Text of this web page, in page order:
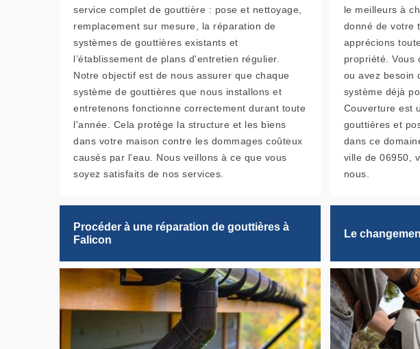
service complet de gouttière : pose et nettoyage,
remplacement sur mesure, la réparation de
systèmes de gouttières existants et
l’établissement de plans d'entretien régulier.
Notre objectif est de nous assurer que chaque
système de gouttières que nous installons et
entretenons fonctionne correctement durant toute
l'année. Cela protège la structure et les biens
dans votre maison contre les dommages coûteux
causés par l'eau. Nous veillons à ce que vous
soyez satisfaits de nos services.
le meilleurs à
donné de votre
apprécions
propriété. Vous
ou avez besoin
système déjà
Couverture est
gouttières et
dans ce
ville de 06950,
nous.
Procéder à une réparation de gouttières à
Falicon
Le